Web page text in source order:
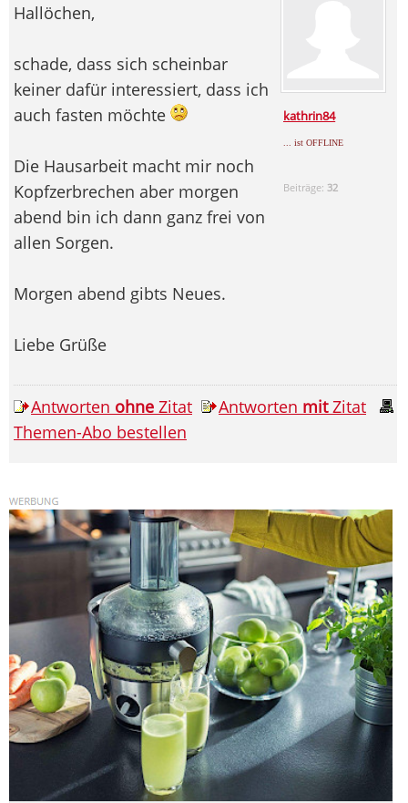
kathrin84
... ist OFFLINE
Beiträge: 32
Hallöchen,
schade, dass sich scheinbar
keiner dafür interessiert, dass ich
auch fasten möchte
Die Hausarbeit macht mir noch
Kopfzerbrechen aber morgen
abend bin ich dann ganz frei von
allen Sorgen.
Morgen abend gibts Neues.
Liebe Grüße
Antworten ohne Zitat Antworten mitZitat
Themen-Abo bestellen